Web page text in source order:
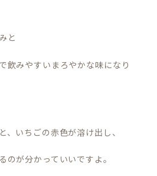
と
飲みやすいまろやかな味になり
、いちごの赤色が溶け出し、
のが分かっていいですよ。